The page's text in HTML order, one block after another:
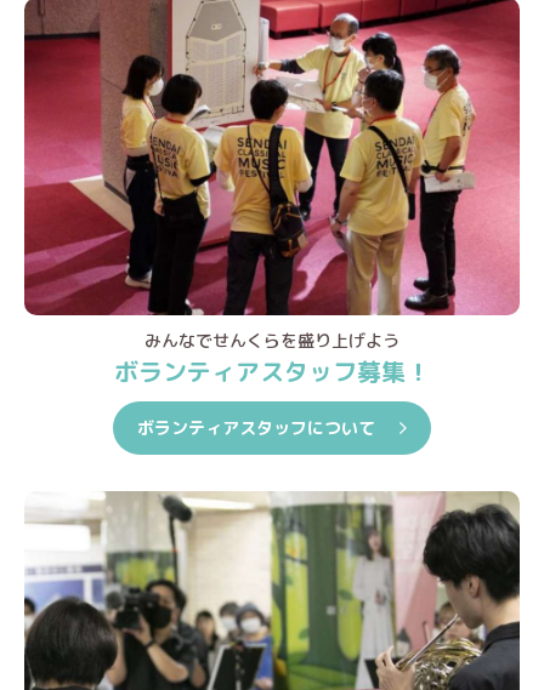
みんなでせんくらを盛り上げよう
ボランティアスタッフ募集！
ボランティアスタッフについて